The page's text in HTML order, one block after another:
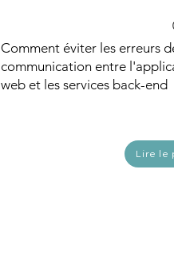
Comment éviter les erreurs
communication entre
web et les services back-end
Lire le